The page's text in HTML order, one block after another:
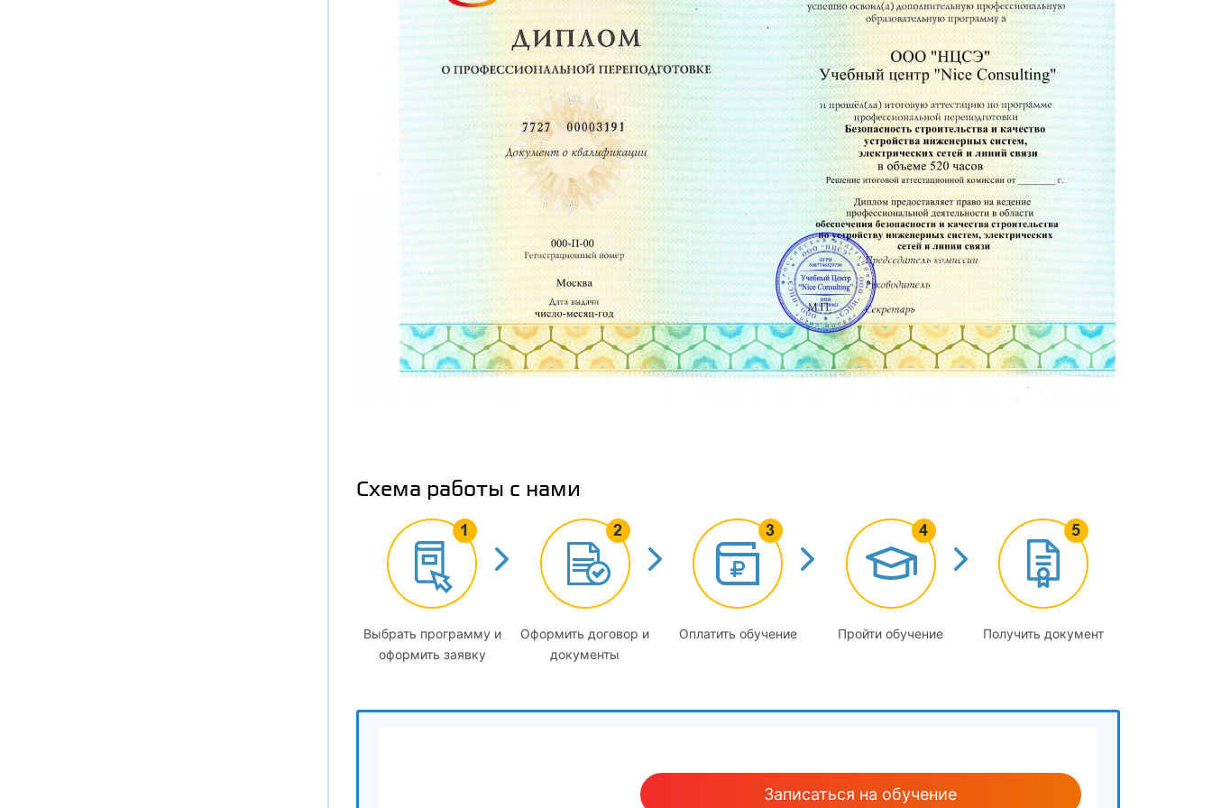
Методология строительного контроля
Строительная экспертиза
4.4 Исполнительная документация в строительстве
4.5 Судебная практика в строительстве
Инновации в строительстве
Автоматизация процессов управления строительством и городскими строительными программами и
управленческие новации в строительстве
5.2 Технологические новации в строительстве
Устройство инженерных систем, электрических сетей и линий связи
6.1 Устройство внутренних инженерных систем и оборудов. зданий и сооружений
6.4
Новации в строительных материалах и конструкциях, используемых при устройстве электрических сетей.
7 Охрана труда и безопасность строительства
7.1 Общие вопросы охраны труда
7.3 Организация безопасных условий работы на строительной площадке
Порядок и правила получения разрешения на строительство
Схема работы с нами
Выбрать программу и
оформить заявку
Оформить договор и
документы
Оплатить обучение Пройти обучение Получить документ
Записаться на обучение